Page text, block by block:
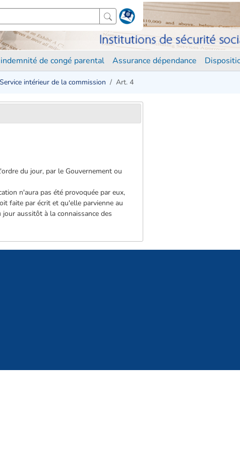
de congé parental Assurance dépendance
intérieur de la commission Art. 4
du jour, par le Gouvernement ou
n'aura pas été provoquée par eux,
faite par écrit et qu'elle parvienne au
aussitôt à la connaissance des